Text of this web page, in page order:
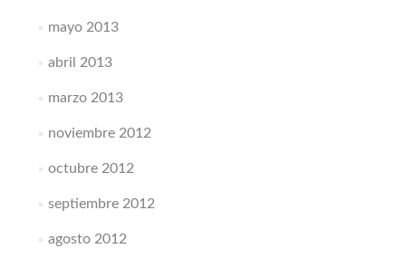
mayo 2013
abril 2013
marzo 2013
noviembre 2012
octubre 2012
septiembre 2012
agosto 2012